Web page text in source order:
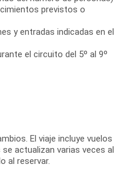
previstos o
y entradas indicadas en el
el circuito del 5º al 9º
El viaje incluye vuelos
actualizan varias veces al
al reservar.